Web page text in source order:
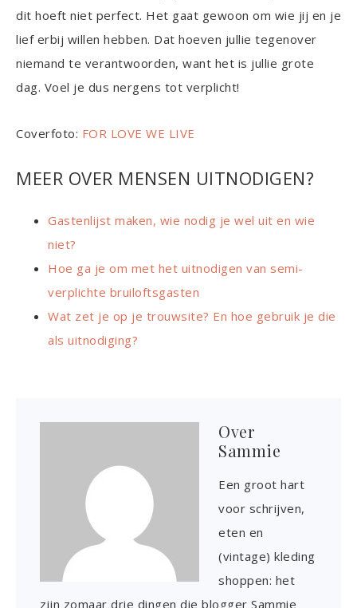
dit hoeft niet perfect. Het gaat gewoon om wie jij en je
lief erbij willen hebben. Dat hoeven jullie tegenover
niemand te verantwoorden, want het is jullie grote
dag. Voel je dus nergens tot verplicht!
Coverfoto: FOR LOVE WE LIVE
MEER OVER MENSEN UITNODIGEN?
Gastenlijst maken, wie nodig je wel uit en wie
niet?
Hoe ga je om met het uitnodigen van semi-
verplichte bruiloftsgasten
Wat zet je op je trouwsite? En hoe gebruik je die
als uitnodiging?
Over
Sammie
Een groot hart
voor schrijven,
eten en
(vintage) kleding
shoppen: het
zijn zomaar drie dingen die blogger Sammie